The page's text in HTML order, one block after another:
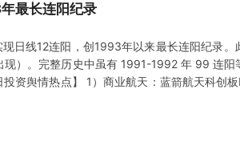
最长连阳纪录
日线12连阳，创1993年以来最长连阳纪录。
）。完整历史中虽有 1991-1992 年 99 连阳
资舆情热点】 1）商业航天：蓝箭航天科创
3）人